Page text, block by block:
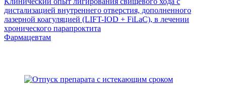
дистализацией внутреннего отверстия, дополненного
лазерной коагуляцией (LIFT-IOD + FiLaC), в лечении
хронического парапроктита
Фармацевтам